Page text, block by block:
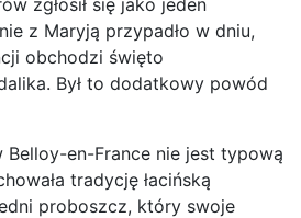
z Maryją przypadło w dniu,
obchodzi święto
Był to dodatkowy powód
Belloy-en-France nie jest typową
tradycję łacińską
proboszcz, który swoje